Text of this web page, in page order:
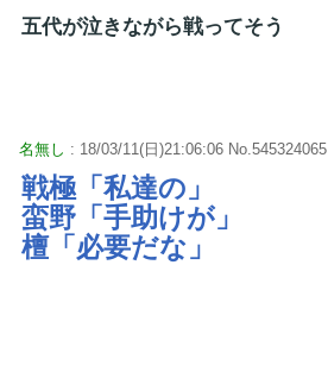
五代が泣きながら戦ってそう
名無し : 18/03/11(日)21:06:06 No.545324065
戦極「私達の」
蛮野「手助けが」
檀「必要だな」